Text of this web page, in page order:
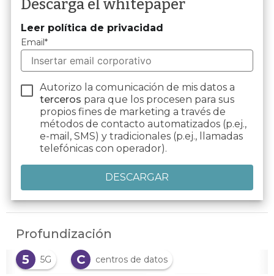
Descarga el whitepaper
Leer política de privacidad
Email*
Autorizo la comunicación de mis datos a
terceros para que los procesen para sus
propios fines de marketing a través de
métodos de contacto automatizados (p.ej.,
e-mail, SMS) y tradicionales (p.ej., llamadas
telefónicas con operador).
Profundización
5
5G C centros de datos